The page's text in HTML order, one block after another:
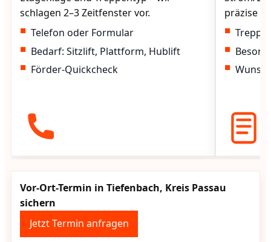
schlagen 2–3 Zeitfenster vor.
Telefon oder Formular
Bedarf: Sitzlift, Plattform, Hublift
Förder-Quickcheck
präzise
Vor-Ort-Termin in Tiefenbach, Kreis Passau
sichern
Jetzt Termin anfragen